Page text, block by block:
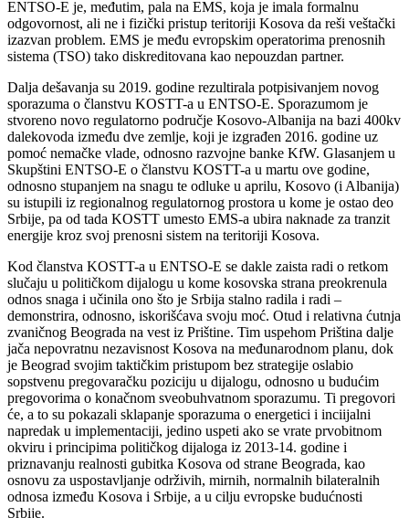
ENTSO-E je, međutim, pala na EMS, koja je imala formalnu
odgovornost, ali ne i fizički pristup teritoriji Kosova da reši veštački
izazvan problem. EMS je među evropskim operatorima prenosnih
sistema (TSO) tako diskreditovana kao nepouzdan partner.
Dalja dešavanja su 2019. godine rezultirala potpisivanjem novog
sporazuma o članstvu KOSTT-a u ENTSO-E. Sporazumom je
stvoreno novo regulatorno područje Kosovo-Albanija na bazi 400kv
dalekovoda između dve zemlje, koji je izgrađen 2016. godine uz
pomoć nemačke vlade, odnosno razvojne banke KfW. Glasanjem u
Skupštini ENTSO-E o članstvu KOSTT-a u martu ove godine,
odnosno stupanjem na snagu te odluke u aprilu, Kosovo (i Albanija)
su istupili iz regionalnog regulatornog prostora u kome je ostao deo
Srbije, pa od tada KOSTT umesto EMS-a ubira naknade za tranzit
energije kroz svoj prenosni sistem na teritoriji Kosova.
Kod članstva KOSTT-a u ENTSO-E se dakle zaista radi o retkom
slučaju u političkom dijalogu u kome kosovska strana preokrenula
odnos snaga i učinila ono što je Srbija stalno radila i radi –
demonstrira, odnosno, iskorišćava svoju moć. Otud i relativna ćutnja
zvaničnog Beograda na vest iz Prištine. Tim uspehom Priština dalje
jača nepovratnu nezavisnost Kosova na međunarodnom planu, dok
je Beograd svojim taktičkim pristupom bez strategije oslabio
sopstvenu pregovaračku poziciju u dijalogu, odnosno u budućim
pregovorima o konačnom sveobuhvatnom sporazumu. Ti pregovori
će, a to su pokazali sklapanje sporazuma o energetici i inciijalni
napredak u implementaciji, jedino uspeti ako se vrate prvobitnom
okviru i principima političkog dijaloga iz 2013-14. godine i
priznavanju realnosti gubitka Kosova od strane Beograda, kao
osnovu za uspostavljanje održivih, mirnih, normalnih bilateralnih
odnosa između Kosova i Srbije, a u cilju evropske budućnosti
Srbije.